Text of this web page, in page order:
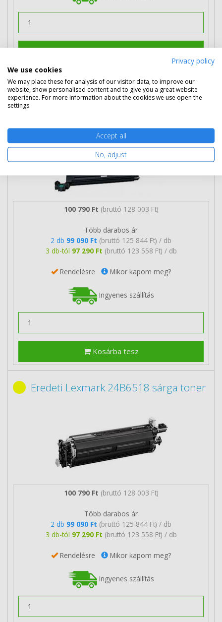
Kosárba tesz
Eredeti Lexmark 24B6517 magenta
toner
100 790 Ft (bruttó 128 003 Ft)
Több darabos ár
2 db 99 090 Ft (bruttó 125 844 Ft) / db
3 db-tól 97 290 Ft (bruttó 123 558 Ft) / db
Rendelésre Mikor kapom meg?
Ingyenes szállítás
Kosárba tesz
Eredeti Lexmark 24B6518 sárga toner
100 790 Ft (bruttó 128 003 Ft)
Több darabos ár
2 db 99 090 Ft (bruttó 125 844 Ft) / db
3 db-tól 97 290 Ft (bruttó 123 558 Ft) / db
Rendelésre Mikor kapom meg?
Ingyenes szállítás
Privacy policy
We use cookies
We may place these for analysis of our visitor data, to improve our
website, show personalised content and to give you a great website
experience. For more information about the cookies we use open the
settings.
Accept all
No, adjust